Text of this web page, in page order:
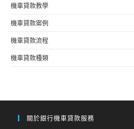
機車貸款教學
機車貸款案例
機車貸款流程
機車貸款種類
關於銀行機車貸款服務